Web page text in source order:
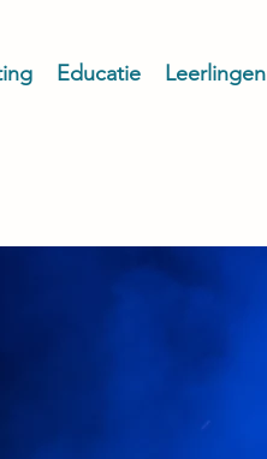
Educatie Leerlingen